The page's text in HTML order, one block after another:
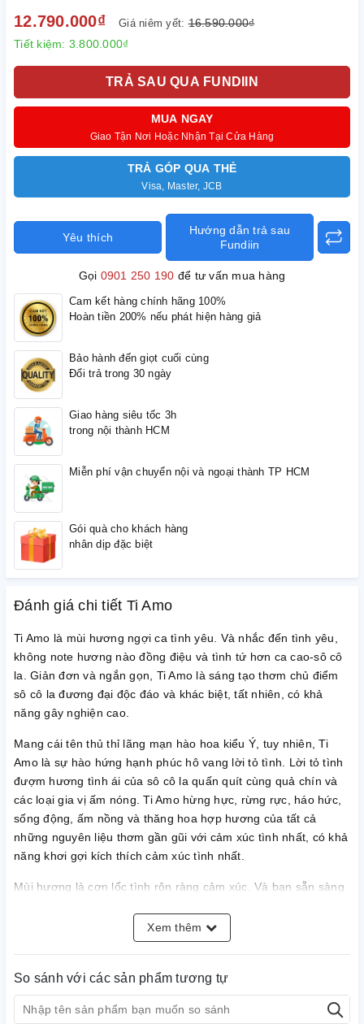
12.790.000₫ Giá niêm yết:16.590.000₫
Tiết kiệm: 3.800.000₫
TRẢ SAU QUA FUNDIIN
MUA NGAY
Giao Tận Nơi Hoặc Nhận Tại Cửa Hàng
TRẢ GÓP QUA THẺ
Visa, Master, JCB
Yêu thích
Hướng dẫn trả sau
Fundiin
Gọi 0901 250 190 để tư vấn mua hàng
Cam kết hàng chính hãng 100%
Hoàn tiền 200% nếu phát hiện hàng giả
Bảo hành đến giọt cuối cùng
Đổi trả trong 30 ngày
Giao hàng siêu tốc 3h
trong nội thành HCM
Miễn phí vận chuyển nội và ngoại thành TP HCM
Gói quà cho khách hàng
nhân dịp đặc biệt
Đánh giá chi tiết Ti Amo
Ti Amo là mùi hương ngợi ca tình yêu. Và nhắc đến tình yêu,
không note hương nào đồng điệu và tình tứ hơn ca cao-sô cô
la. Giản đơn và ngắn gọn, Ti Amo là sáng tạo thơm chủ điểm
sô cô la đương đại độc đáo và khác biệt, tất nhiên, có khả
năng gây nghiện cao.
Mang cái tên thủ thỉ lãng mạn hào hoa kiểu Ý, tuy nhiên, Ti
Amo là sự hào hứng hạnh phúc hô vang lời tỏ tình. Lời tỏ tình
đượm hương tình ái của sô cô la quấn quít cùng quả chín và
các loại gia vị ấm nóng. Ti Amo hừng hực, rừng rực, háo hức,
sống động, ấm nồng và thăng hoa hợp hương của tất cả
những nguyên liệu thơm gần gũi với cảm xúc tình nhất, có khả
năng khơi gợi kích thích cảm xúc tình nhất.
Mùi hương là cơn lốc tình rộn ràng cảm xúc. Và bạn sẵn sàng
: Hoàng lan, dứa, hoa hồng, hoa lan chuông, hoa nhài,
hoa cam, hoa hồng, ca cao, sô cô la, diên vĩ, đậu tonka, gỗ
đàn hương, tiêu hồng, xạ hương, long diên hương.
Xem thêm
So sánh với các sản phẩm tương tự